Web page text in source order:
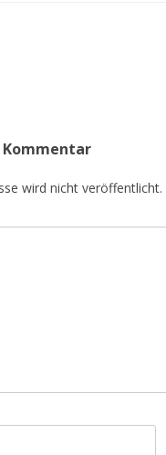
Kommentar
wird nicht veröffentlicht.